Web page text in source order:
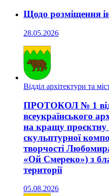
Щодо розміщення
28.05.2026
Відділ архітектури та
ПРОТОКОЛ № 1
всеукраїнського
на кращу проєктну
скульптурної
творчості
«Ой Смереко») з
території
05.08.2026